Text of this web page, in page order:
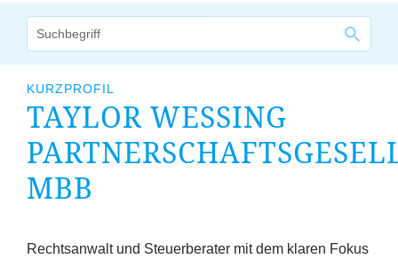
Unternehmen
Cluster
Leistungsangebot
Arbeitskreise
KURZPROFIL
TAYLOR WESSING
MBB
Rechtsanwalt und Steuerberater mit dem klaren Fokus